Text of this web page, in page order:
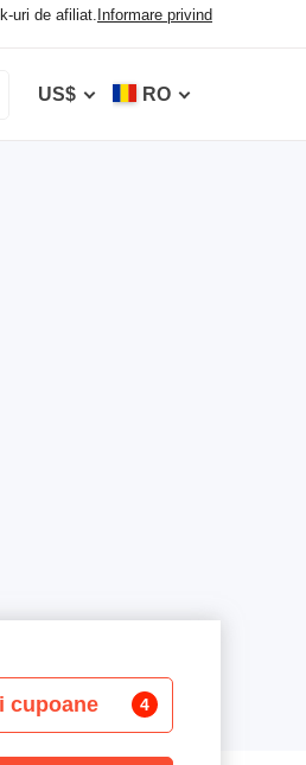
uri de afiliat. Informare privind
US$ RO
cupoane 4